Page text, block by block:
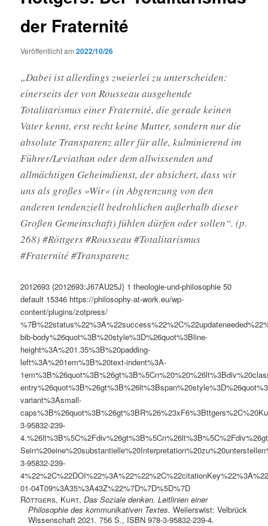
der Fraternité
Veröffentlicht am2022/10/26
„Dabei ist allerdings zweierlei zu unterscheiden:
einerseits der von Rousseau ausgehende
Totalitarismus einer Fraternité, die gerade keinen
Vater kennt, erst recht keine Mutter, sondern nur die
absolute Transparenz aller für alle, kulminierend im
Führer/Leviathan oder dem allwissenden und
allmächtigen Geheimdienst, der absichert, dass wir
uns als großes »Wir« (in Abgrenzung von den
anderen tendenziell bedrohlichen außerhalb dieser
Großen Gemeinschaft) fühlen dürfen oder sollen“. (p.
268) #Röttgers #Rousseau #Totalitarismus
#Fraternité #Transparenz
2012693 {2012693:J67AU25J} 1 theologie-und-philosophie 50
default 15346 https://philosophy-at-work.eu/wp-
content/plugins/zotpress/
bib-body%26quot%3B%20style%3D%26quot%3Bline-
height%3A%201.35%3B%20padding-
left%3A%201em%3B%20text-indent%3A-
variant%3Asmall-
3-95832-239-
3-95832-239-
01-04T09%3A35%3A43Z%22%7D%7D%5D%7D
Röttgers, Kurt,Das Soziale denken. Leitlinien einer
Philosophie des kommunikativen Textes. Weilerswist: Velbrück
Wissenschaft 2021. 756 S., ISBN 978-3-95832-239-4.